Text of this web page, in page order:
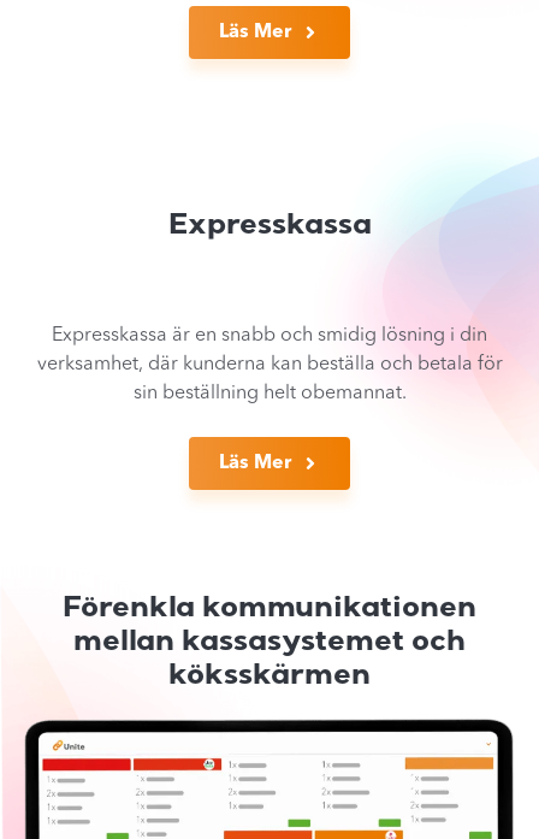
Läs Mer
Expresskassa
Expresskassa är en snabb och smidig lösning i din
verksamhet, där kunderna kan beställa och betala för
sin beställning helt obemannat.
Läs Mer
Förenkla kommunikationen
mellan kassasystemet och
köksskärmen